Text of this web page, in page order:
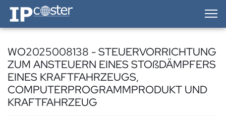
IP-Coster — Home
WO2025008138 - STEUERVORRICHTUNG
ZUM ANSTEUERN EINES STOßDÄMPFERS
EINES KRAFTFAHRZEUGS,
COMPUTERPROGRAMMPRODUKT UND
KRAFTFAHRZEUG